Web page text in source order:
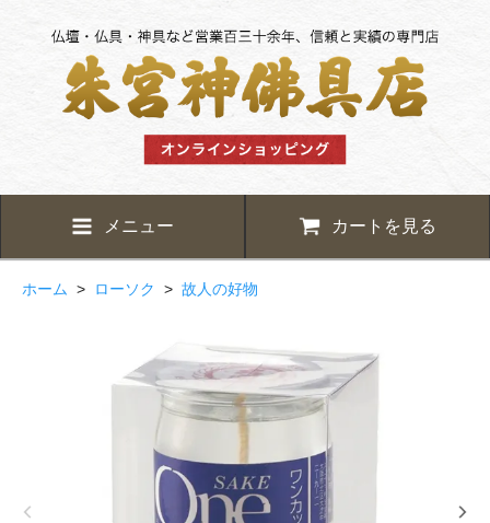
メニュー カートを見る
ホーム > ローソク > 故人の好物